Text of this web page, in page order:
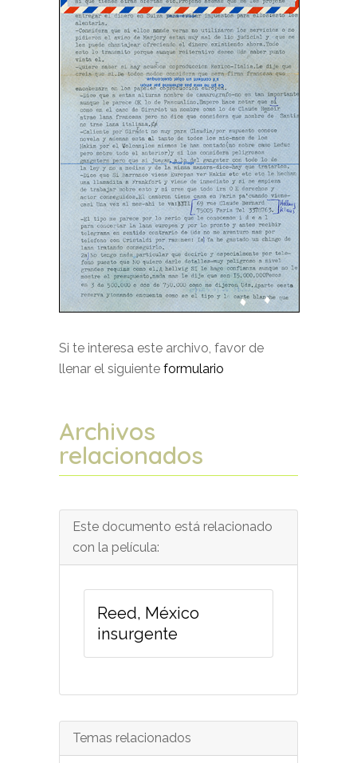
Si te interesa este archivo, favor de
llenar el siguiente formulario
Archivos
relacionados
Este documento está relacionado
con la película:
Reed, México
insurgente
Temas relacionados